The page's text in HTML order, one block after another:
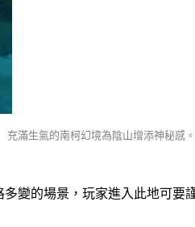
充滿生氣的南柯幻境為陰山增添神秘感。
變的場景，玩家進入此地可要